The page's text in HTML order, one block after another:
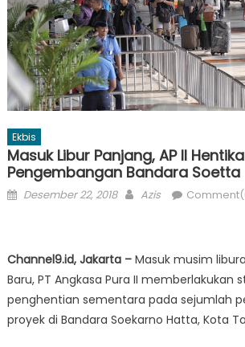
Ekbis
Masuk Libur Panjang, AP II
Pengembangan Bandara Soetta
Posted
Desember 22, 2018 Author
Azis
Channel9.id, Jakarta –Masuk musim
Baru, PT Angkasa Pura II memberlakukan
penghentian sementara pada sejumlah
proyek di Bandara Soekarno Hatta, Kota